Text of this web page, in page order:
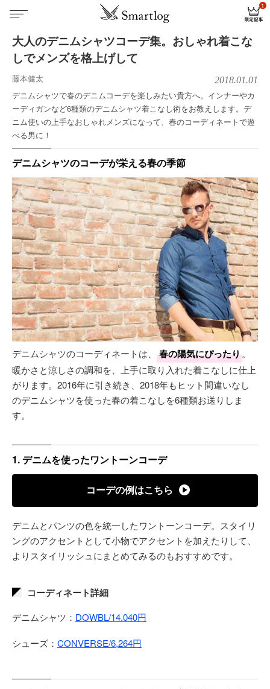
大人のデニムシャツコーデ集。おしゃれ着こな
しでメンズを格上げして
藤本健太 2018.01.01
デニムシャツで春のデニムコーデを楽しみたい貴方へ。インナーやカ
ーディガンなど6種類のデニムシャツ着こなし術をお教えします。デ
ニム使いの上手なおしゃれメンズになって、春のコーディネートで遊
べる男に！
デニムシャツのコーデが栄える春の季節
デニムシャツのコーディネートは、 春の陽気にぴったり。
暖かさと涼しさの調和を、上手に取り入れた着こなしに仕上
がります。2016年に引き続き、2018年もヒット間違いなし
のデニムシャツを使った春の着こなしを6種類お送りしま
す。
1. デニムを使ったワントーンコーデ
コーデの例はこちら
デニムとパンツの色を統一したワントーンコーデ。スタイリ
ングのアクセントとして小物でアクセントを加えたりして、
よりスタイリッシュにまとめてみるのもおすすめです。
コーディネート詳細
デニムシャツ： DOWBL/14.040円
シューズ： CONVERSE/6,264円